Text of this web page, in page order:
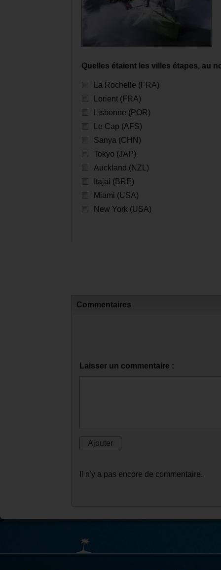
Quelles étaient les villes étapes, au
La Rochelle (FRA)
Lorient (FRA)
Lisbonne (POR)
Le Cap (AFS)
Sanya (CHN)
Tokyo (JAP)
Auckland (NZL)
Itajai (BRE)
Miami (USA)
New York (USA)
Commentaires
Laisser un commentaire :
Il n'y a pas encore de commentaire.